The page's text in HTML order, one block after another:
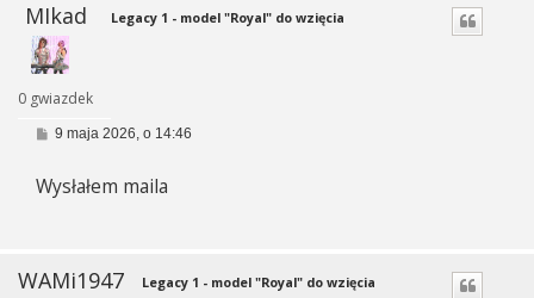
MIkad
0 gwiazdek
Legacy 1 - model "Royal" do wzięcia
P
t
9 maja 2026, o 14:46
Wysłałem maila
WAMi1947 Legacy 1 - model "Royal" do wzięcia